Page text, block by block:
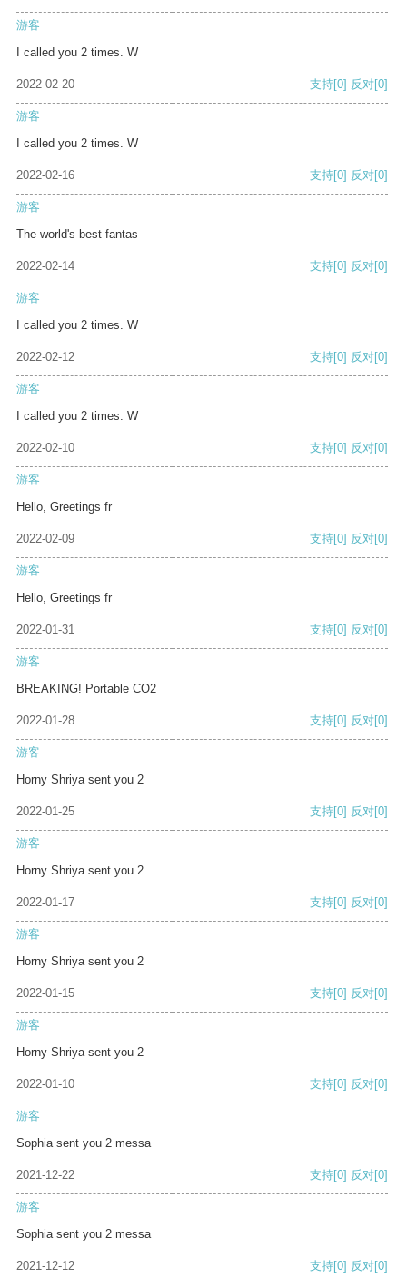
游客
I called you 2 times. W
2022-02-20 支持[0] 反对[0]
游客
I called you 2 times. W
2022-02-16 支持[0] 反对[0]
游客
The world's best fantas
2022-02-14 支持[0] 反对[0]
游客
I called you 2 times. W
2022-02-12 支持[0] 反对[0]
游客
I called you 2 times. W
2022-02-10 支持[0] 反对[0]
游客
Hello, Greetings fr
2022-02-09 支持[0] 反对[0]
游客
Hello, Greetings fr
2022-01-31 支持[0] 反对[0]
游客
BREAKING! Portable CO2
2022-01-28 支持[0] 反对[0]
游客
Horny Shriya sent you 2
2022-01-25 支持[0] 反对[0]
游客
Horny Shriya sent you 2
2022-01-17 支持[0] 反对[0]
游客
Horny Shriya sent you 2
2022-01-15 支持[0] 反对[0]
游客
Horny Shriya sent you 2
2022-01-10 支持[0] 反对[0]
游客
Sophia sent you 2 messa
2021-12-22 支持[0] 反对[0]
游客
Sophia sent you 2 messa
2021-12-12 支持[0] 反对[0]